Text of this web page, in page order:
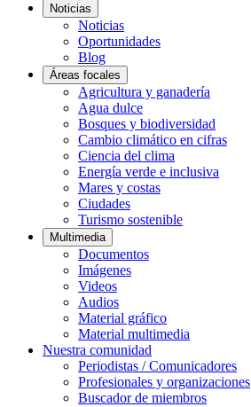
Noticias
Noticias
Oportunidades
Blog
Áreas focales
Agricultura y ganadería
Agua dulce
Bosques y biodiversidad
Cambio climático en cifras
Ciencia del clima
Energía verde e inclusiva
Mares y costas
Ciudades
Turismo sostenible
Multimedia
Documentos
Imágenes
Videos
Audios
Material gráfico
Material multimedia
Nuestra comunidad
Periodistas / Comunicadores
Profesionales y organizaciones
Buscador de miembros